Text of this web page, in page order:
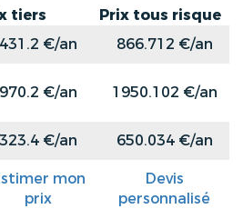
tiers
Prix tous risque
431.2 €/an
866.712 €/an
970.2 €/an 1950.102 €/an
323.4 €/an 650.034 €/an
mon
prix
Devis
personnalisé